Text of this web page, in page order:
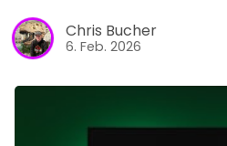
Chris Bucher
6. Feb. 2026